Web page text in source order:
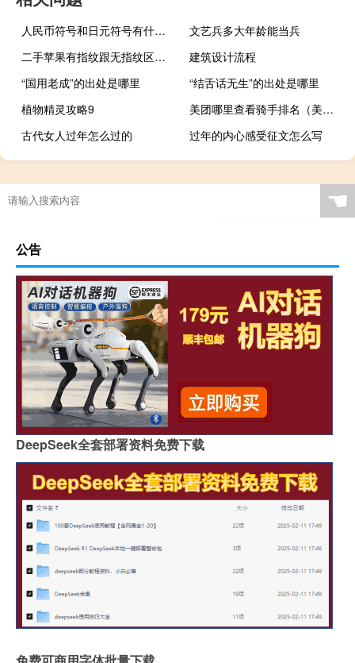
人民币符号和日元符号有什么区别
文艺兵多大年龄能当兵
二手苹果有指纹跟无指纹区别（苹果手机有指纹和无指纹是什么意思）
建筑设计流程
“国用老成”的出处是哪里
“结舌话无生”的出处是哪里
植物精灵攻略9
美团哪里查看骑手排名（美团怎么查看骑手信息）
古代女人过年怎么过的
过年的内心感受征文怎么写
☚
公告
DeepSeek全套部署资料免费下载